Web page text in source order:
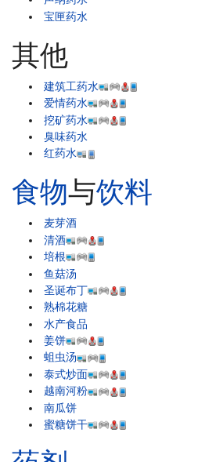
宝匣药水
其他
建筑工药水
爱情药水
挖矿药水
臭味药水
红药水
食物与饮料
麦芽酒
清酒
培根
鱼菇汤
圣诞布丁
熟棉花糖
水产食品
姜饼
蛆虫汤
泰式炒面
越南河粉
南瓜饼
蜜糖饼干